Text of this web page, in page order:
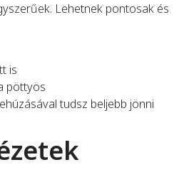
Lehetnek pontosak és
is
pöttyös
tudsz beljebb jönni